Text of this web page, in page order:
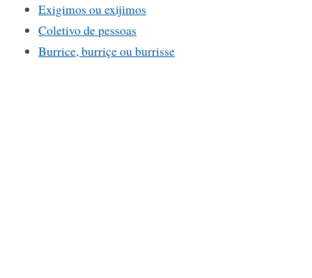
Exigimos ou exijimos
Coletivo de pessoas
Burrice, burriçe ou burrisse